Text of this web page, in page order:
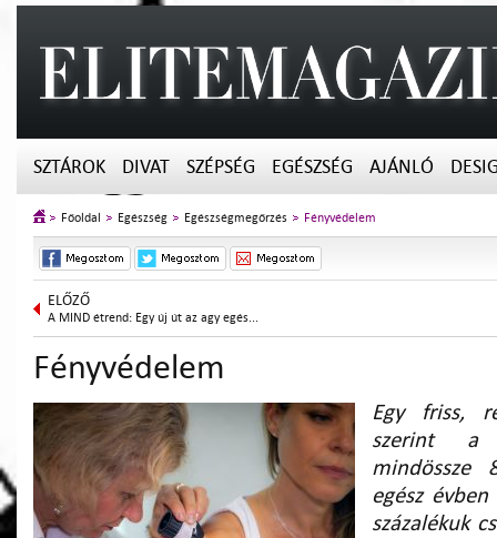
SZTÁROK DIVAT SZÉPSÉG EGÉSZSÉG AJÁNLÓ
Főoldal Egészség Egészségmegőrzés Fényvédelem
ELŐZŐ
A MIND étrend: Egy új út az agy egés...
Fényvédelem
Egy friss,
szerint a
mindössze
egész
százalékuk